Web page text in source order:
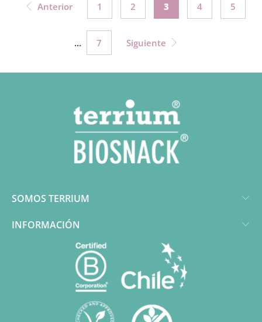
Anterior 1 2 3 4 5
… 7 Siguiente
SOMOS TERRIUM
INFORMACIÓN